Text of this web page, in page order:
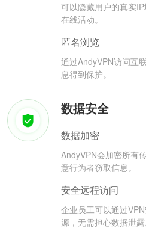
可以隐藏用户的真实
在线活动。
匿名浏览
通过AndyVPN访问互
息得到保护。
数据安全
数据加密
AndyVPN会加密所有
意行为者窃取信息。
安全远程访问
企业员工可以通过
源，无需担心数据泄露